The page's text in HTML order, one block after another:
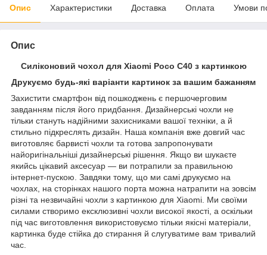
Опис Характеристики Доставка Оплата Умови
Опис
Силіконовий чохол для Xiaomi Poco C40 з картинкою
Друкуємо будь-які варіанти картинок за вашим бажанням
Захистити смартфон від пошкоджень є першочерговим
завданням після його придбання. Дизайнерські чохли не
тільки стануть надійними захисниками вашої техніки, а й
стильно підкреслять дизайн. Наша компанія вже довгий час
виготовляє барвисті чохли та готова запропонувати
найоригінальніші дизайнерські рішення. Якщо ви шукаєте
якийсь цікавий аксесуар — ви потрапили за правильною
інтернет-пускою. Завдяки тому, що ми самі друкуємо на
чохлах, на сторінках нашого порта можна натрапити на зовсім
різні та незвичайні чохли з картинкою для Xiaomi. Ми своїми
силами створимо ексклюзивні чохли високої якості, а оскільки
під час виготовлення використовуємо тільки якісні матеріали,
картинка буде стійка до стирання й слугуватиме вам тривалий
час.